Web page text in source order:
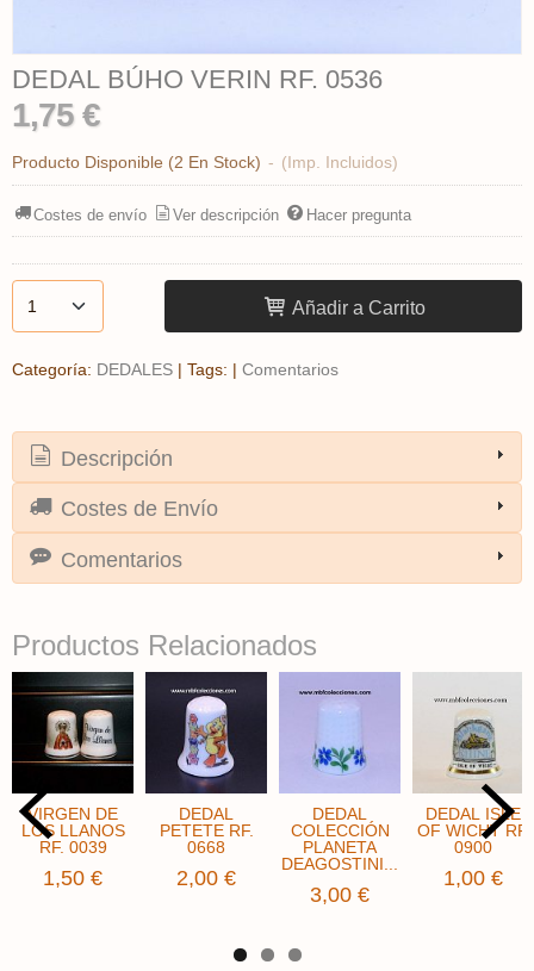
DEDAL BÚHO VERIN RF. 0536
1,75 €
Producto Disponible (2 En Stock) - (Imp. Incluidos)
Costes de envío Ver descripción Hacer pregunta
Añadir a Carrito
Categoría: DEDALES | Tags: | Comentarios
Descripción
Costes de Envío
Comentarios
Productos Relacionados
VIRGEN DE
LOS LLANOS
RF. 0039
1,50 €
DEDAL
PETETE RF.
0668
2,00 €
DEDAL
COLECCIÓN
PLANETA
DEAGOSTINI...
3,00 €
DEDAL ISLE
OF WICHT RF.
0900
1,00 €